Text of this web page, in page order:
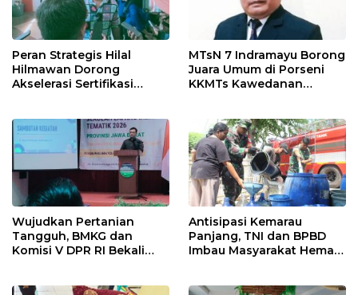
Peran Strategis Hilal
Hilmawan Dorong
Akselerasi Sertifikasi
Indramayu
MTsN 7 Indramayu Borong
Juara Umum di Porseni
KKMTs Kawedanan
Wujudkan Pertanian
Tangguh, BMKG dan
Komisi V DPR RI Bekali
Antisipasi Kemarau
Panjang, TNI dan BPBD
Imbau Masyarakat Hemat